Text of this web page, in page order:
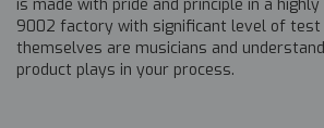
is made with pride and principle in a highly
9002 factory with significant level of test
themselves are musicians and
product plays in your process.